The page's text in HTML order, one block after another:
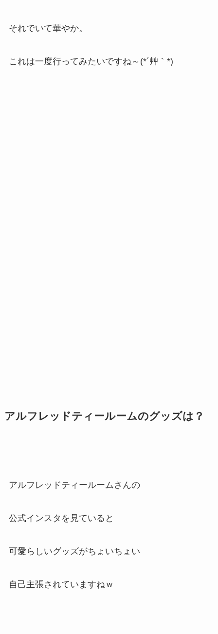
それでいて華やか。
これは一度行ってみたいですね～(*´艸｀*)
アルフレッドティールームのグッズは？
アルフレッドティールームさんの
公式インスタを見ていると
可愛らしいグッズがちょいちょい
自己主張されていますねｗ